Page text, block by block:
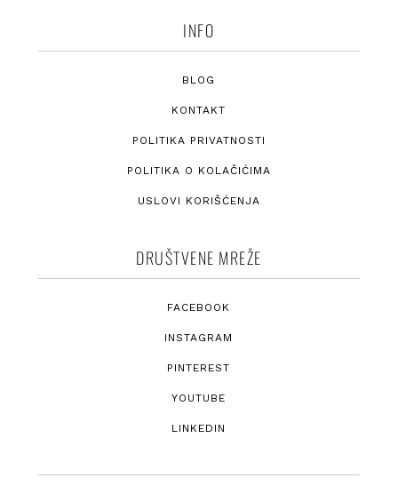
INFO
BLOG
KONTAKT
POLITIKA PRIVATNOSTI
POLITIKA O KOLAČIĆIMA
USLOVI KORIŠĆENJA
DRUŠTVENE MREŽE
FACEBOOK
INSTAGRAM
PINTEREST
YOUTUBE
LINKEDIN